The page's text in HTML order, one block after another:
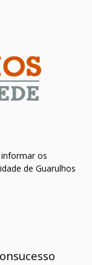
os
de Guarulhos